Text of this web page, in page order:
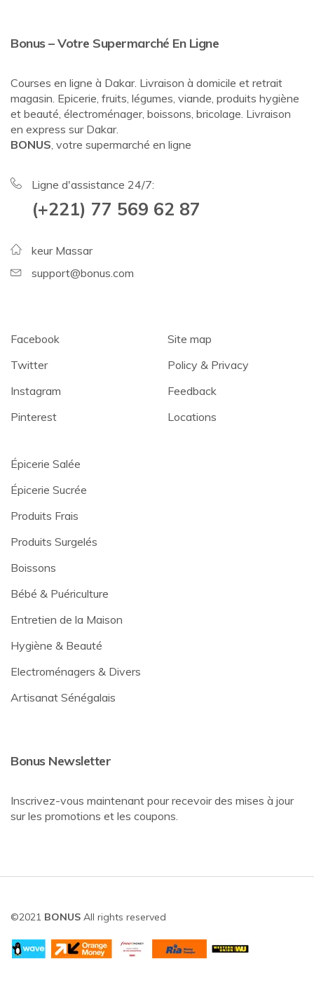
Bonus – Votre Supermarché En Ligne
Courses en ligne à Dakar. Livraison à domicile et retrait
magasin. Epicerie, fruits, légumes, viande, produits hygiène
et beauté, électroménager, boissons, bricolage. Livraison
en express sur Dakar.
BONUS, votre supermarché en ligne
Ligne d'assistance 24/7:
(+221) 77 569 62 87
keur Massar
support@bonus.com
Facebook
Twitter
Instagram
Pinterest
Site map
Policy & Privacy
Feedback
Locations
Épicerie Salée
Épicerie Sucrée
Produits Frais
Produits Surgelés
Boissons
Bébé & Puériculture
Entretien de la Maison
Hygiène & Beauté
Electroménagers & Divers
Artisanat Sénégalais
Bonus Newsletter
Inscrivez-vous maintenant pour recevoir des mises à jour
sur les promotions et les coupons.
©2021 BONUS All rights reserved